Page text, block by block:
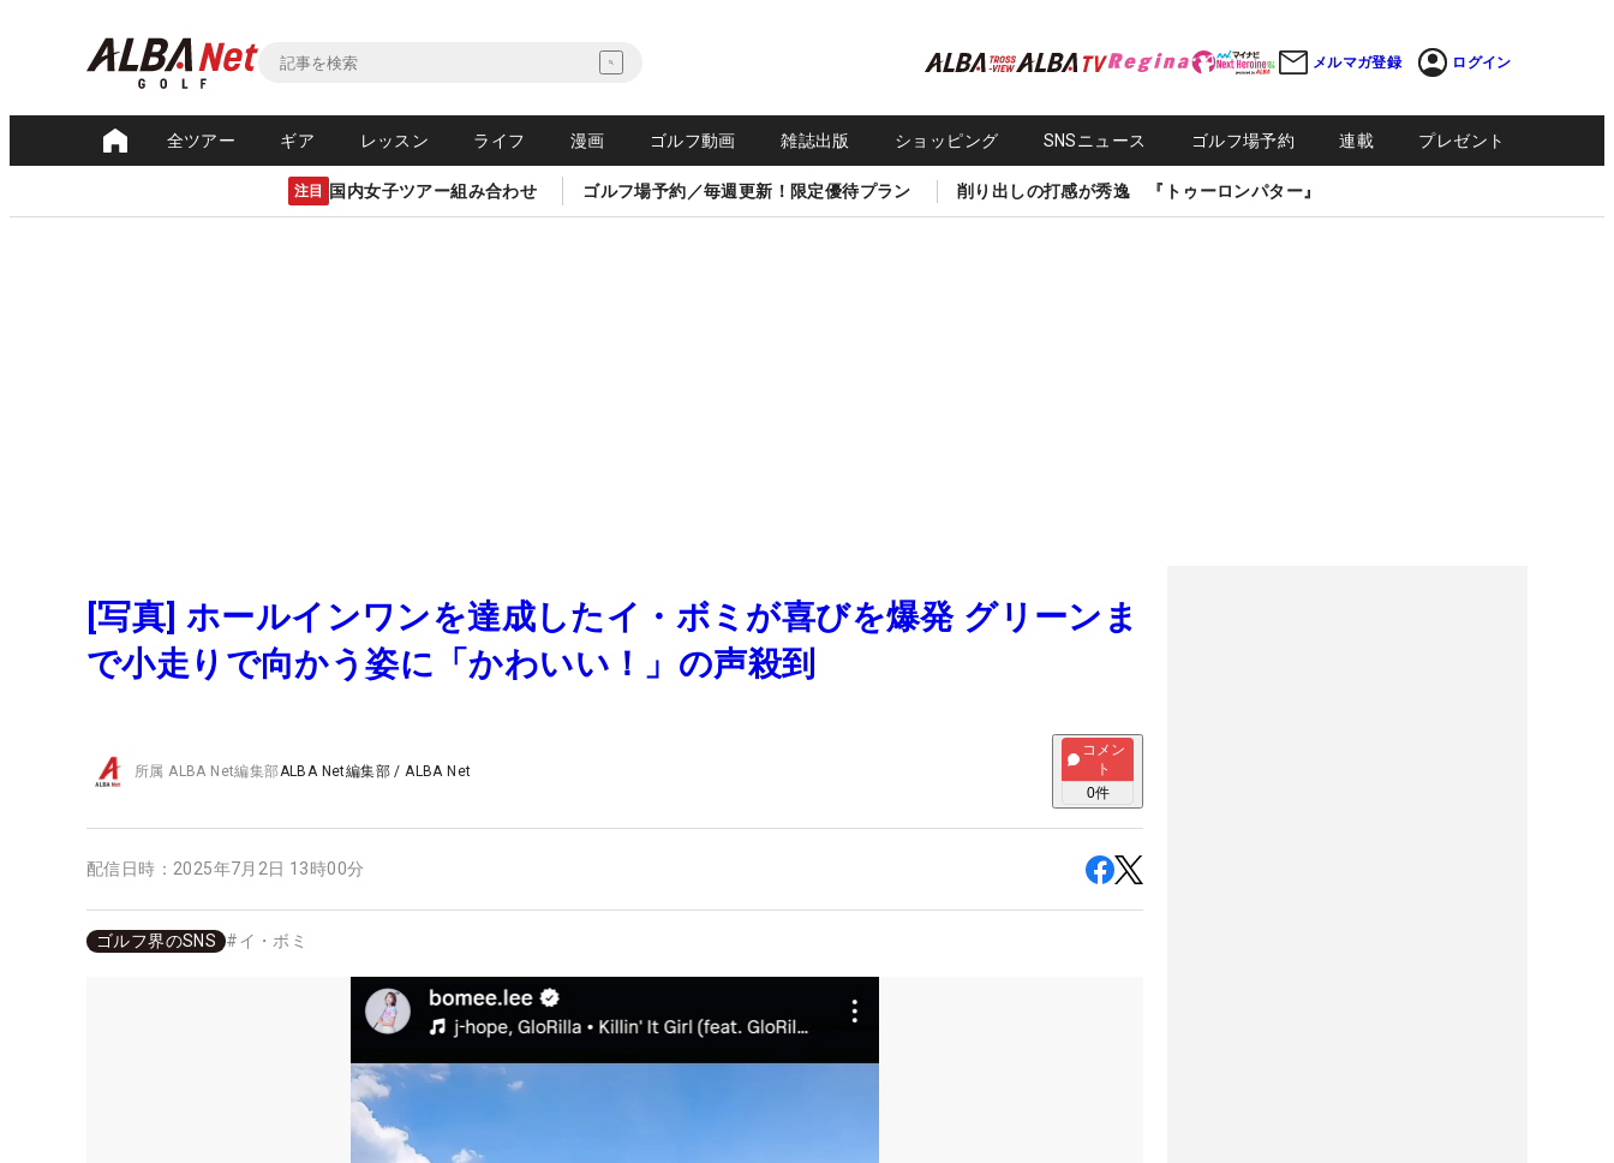
メルマガ登録 ログイン
全ツアー ギア レッスン ライフ 漫画 ゴルフ動画 雑誌出版 ショッピング SNSニュース ゴルフ場予約 連載 プレゼント
注目 国内女子ツアー組み合わせ ゴルフ場予約／毎週更新！限定優待プラン 削り出しの打感が秀逸 『トゥーロンパター』
[写真] ホールインワンを達成したイ・ボミが喜びを爆発 グリーンま
で小走りで向かう姿に「かわいい！」の声殺到
所属ALBA Net編集部ALBA Net編集部 /ALBA Net
コメン
ト
0件
配信日時： 2025年7月2日 13時00分
ゴルフ界のSNS #イ・ボミ